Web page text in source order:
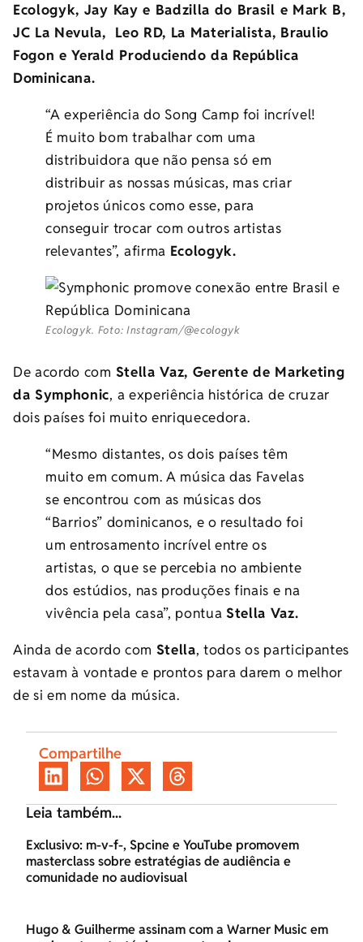
Ecologyk, Jay Kay e Badzilla do Brasil e Mark B,
JC La Nevula, Leo RD, La Materialista, Braulio
Fogon e Yerald Produciendo da República
Dominicana.
“A experiência do Song Camp foi incrível!
É muito bom trabalhar com uma
distribuidora que não pensa só em
distribuir as nossas músicas, mas criar
projetos únicos como esse, para
conseguir trocar com outros artistas
relevantes”, afirma Ecologyk.
Ecologyk. Foto: Instagram/@ecologyk
De acordo com Stella Vaz, Gerente de Marketing
da Symphonic, a experiência histórica de cruzar
dois países foi muito enriquecedora.
“Mesmo distantes, os dois países têm
muito em comum. A música das Favelas
se encontrou com as músicas dos
“Barrios” dominicanos, e o resultado foi
um entrosamento incrível entre os
artistas, o que se percebia no ambiente
dos estúdios, nas produções finais e na
vivência pela casa”, pontuaStella Vaz.
Ainda de acordo com Stella, todos os participantes
estavam à vontade e prontos para darem o melhor
de si em nome da música.
Compartilhe
Leia também...
Exclusivo: m-v-f-, Spcine e YouTube promovem
masterclass sobre estratégias de audiência e
comunidade no audiovisual
Hugo & Guilherme assinam com a Warner Music em